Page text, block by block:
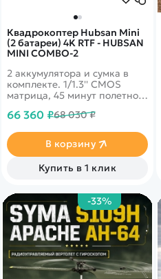
Квадрокоптер Hubsan Mini
(2 батареи) 4K RTF - HUBSAN
MINI COMBO-2
2 аккумулятора и сумка в
комплекте. 1/1.3'' CMOS
матрица, 45 минут полетного
до 9км! 4k запись видео
смартфон
66 360 ₽68 030 ₽
В корзину
Купить в 1 клик
-33%